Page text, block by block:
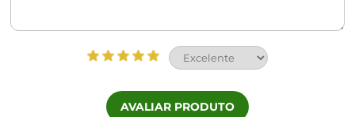
AVALIAR PRODUTO